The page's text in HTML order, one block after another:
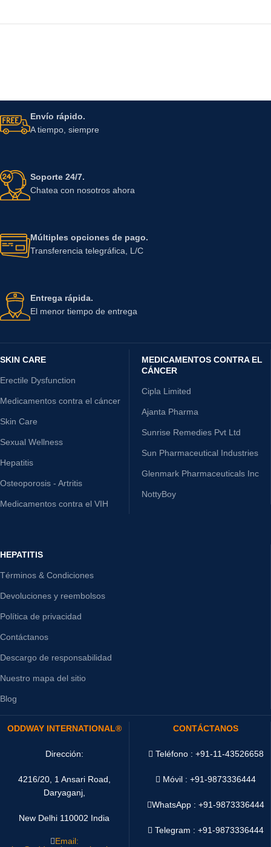
Envío rápido.
A tiempo, siempre
Soporte 24/7.
Chatea con nosotros ahora
Múltiples opciones de pago.
Transferencia telegráfica, L/C
Entrega rápida.
El menor tiempo de entrega
SKIN CARE
Erectile Dysfunction
Medicamentos contra el cáncer
Skin Care
Sexual Wellness
Hepatitis
Osteoporosis - Artritis
Medicamentos contra el VIH
MEDICAMENTOS CONTRA EL
CÁNCER
Cipla Limited
Ajanta Pharma
Sunrise Remedies Pvt Ltd
Sun Pharmaceutical Industries
Glenmark Pharmaceuticals Inc
NottyBoy
HEPATITIS
Términos & Condiciones
Devoluciones y reembolsos
Política de privacidad
Contáctanos
Descargo de responsabilidad
Nuestro mapa del sitio
Blog
ODDWAY INTERNATIONAL®
Dirección:
4216/20, 1 Ansari Road,
Daryaganj,
New Delhi 110002 India
Email:
CONTÁCTANOS
Teléfono : +91-11-43526658
Móvil : +91-9873336444
WhatsApp :+91-9873336444
Telegram : +91-9873336444